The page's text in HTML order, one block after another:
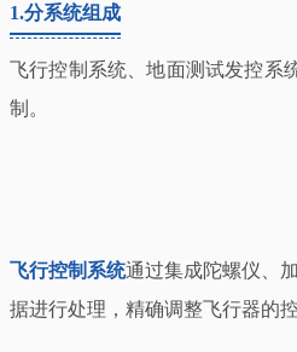
1.分系统组成
飞行控制系统、地面测试发控系
制。
飞行控制系统通过集成陀螺仪、
据进行处理，精确调整飞行器的